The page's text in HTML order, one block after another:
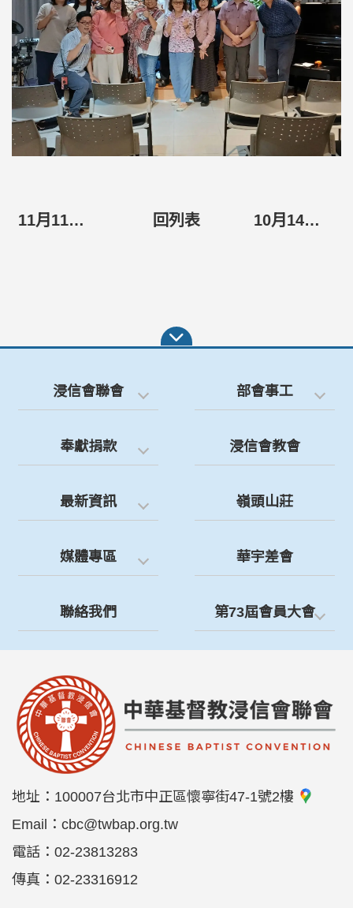
11月11日 「台南區」+「高屏區」聯合牧者同工會 回列表 10月14日 竹苗區牧者同工會-週一的一日遊
浸信會聯會 部會事工
奉獻捐款 浸信會教會
最新資訊 嶺頭山莊
媒體專區 華宇差會
聯絡我們 第73屆會員大會
地址： 100007台北市中正區懷寧街47-1號2樓
Email： cbc@twbap.org.tw
電話： 02-23813283
傳真： 02-23316912